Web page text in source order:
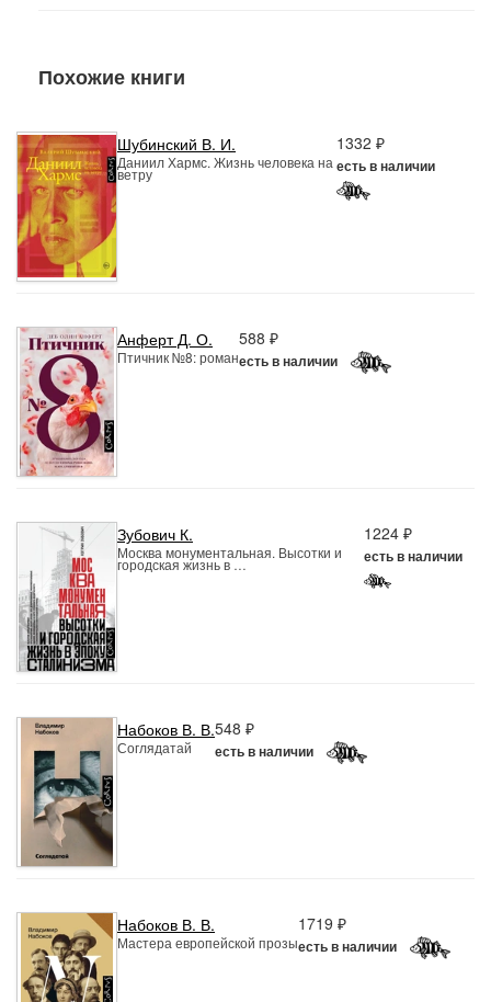
Похожие книги
Шубинский В. И.
Даниил Хармс. Жизнь человека на
ветру
1332 ₽
есть в наличии
Анферт Д. О.
Птичник №8: роман
588 ₽
есть в наличии
Зубович К.
Москва монументальная. Высотки и
городская жизнь в …
1224 ₽
есть в наличии
Набоков В. В.
Соглядатай
548 ₽
есть в наличии
Набоков В. В.
Мастера европейской прозы
1719 ₽
есть в наличии